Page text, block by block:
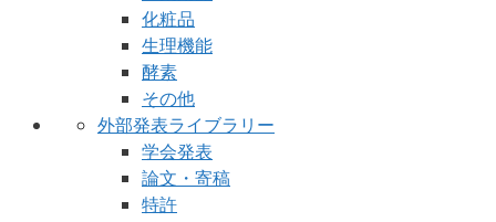
化粧品
生理機能
酵素
その他
外部発表ライブラリー
学会発表
論文・寄稿
特許